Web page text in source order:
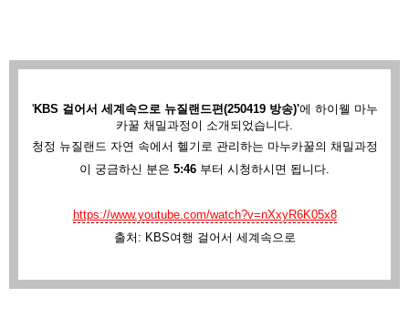
'KBS 걸어서 세계속으로 뉴질랜드편(250419 방송)'에 하이웰 마누
카꿀 채밀과정이 소개되었습니다.
청정 뉴질랜드 자연 속에서 헬기로 관리하는 마누카꿀의 채밀과정
이 궁금하신 분은 5:46 부터 시청하시면 됩니다.
https://www.youtube.com/watch?v=nXxyR6K05x8
출처: KBS여행 걸어서 세계속으로